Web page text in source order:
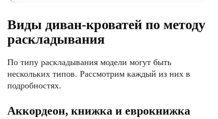
Виды диван-кроватей по методу
раскладывания
По типу раскладывания модели могут быть
нескольких типов. Рассмотрим каждый из них в
подробностях.
Аккордеон, книжка и еврокнижка